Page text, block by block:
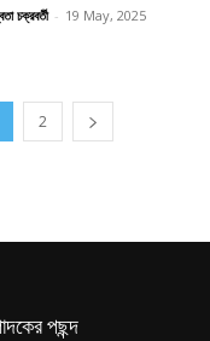
চক্রবর্তী - 19 May, 2025
2
পছন্দ